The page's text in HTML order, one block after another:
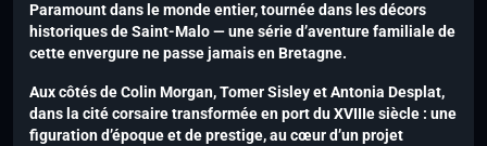
Paramount dans le monde entier, tournée dans les décors
historiques de Saint-Malo — une série d’aventure familiale de
cette envergure ne passe jamais en Bretagne.
Aux côtés de Colin Morgan, Tomer Sisley et Antonia Desplat,
dans la cité corsaire transformée en port du XVIIIe siècle : une
figuration d’époque et de prestige, au cœur d’un projet